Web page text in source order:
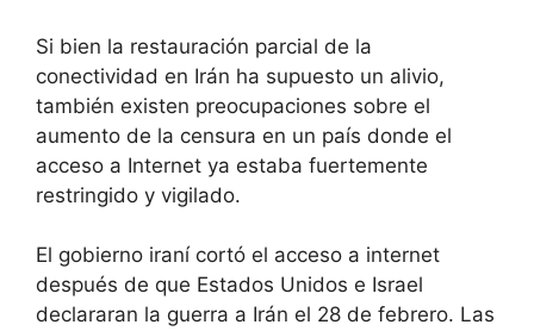
Si bien la restauración parcial de la
conectividad en Irán ha supuesto un alivio,
también existen preocupaciones sobre el
aumento de la censura en un país donde el
acceso a Internet ya estaba fuertemente
restringido y vigilado.
El gobierno iraní cortó el acceso a internet
después de que Estados Unidos e Israel
declararan la guerra a Irán el 28 de febrero. Las